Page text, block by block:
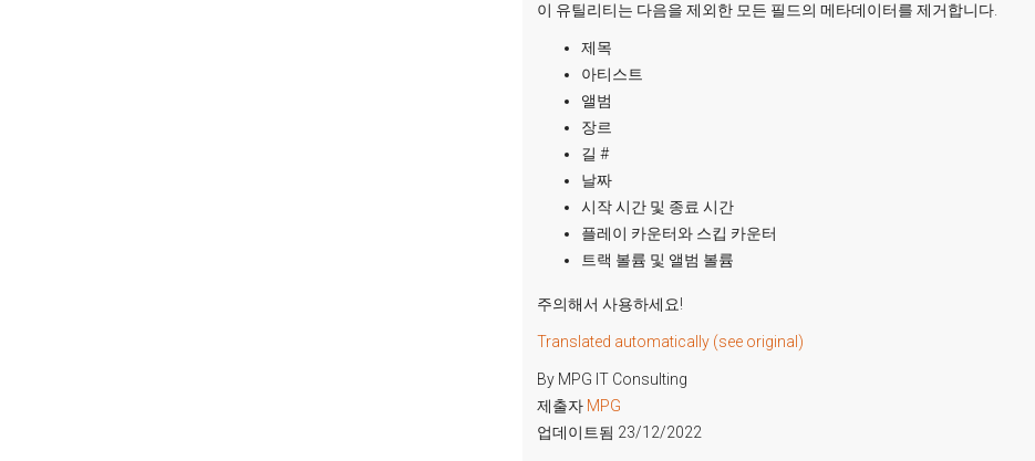
이 유틸리티는 다음을 제외한 모든 필드의 메타데이터를 제거합니다.
제목
아티스트
앨범
장르
길 #
날짜
시작 시간 및 종료 시간
플레이 카운터와 스킵 카운터
트랙 볼륨 및 앨범 볼륨
주의해서 사용하세요!
Translated automatically (see original)
By MPG IT Consulting
제출자 MPG
업데이트됨 23/12/2022